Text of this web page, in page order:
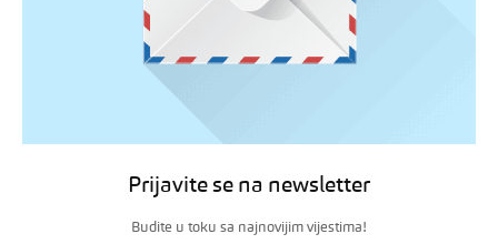
Prijavite se na newsletter
Budite u toku sa najnovijim vijestima!